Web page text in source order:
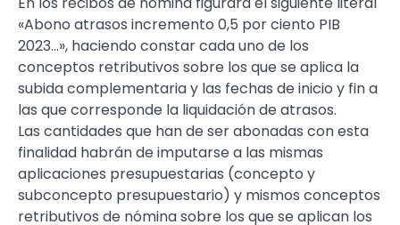
«Abono atrasos incremento 0,5 por ciento PIB
2023…», haciendo constar cada uno de los
conceptos retributivos sobre los que se aplica la
subida complementaria y las fechas de inicio y fin a
las que corresponde la liquidación de atrasos.
Las cantidades que han de ser abonadas con esta
finalidad habrán de imputarse a las mismas
aplicaciones presupuestarias (concepto y
subconcepto presupuestario) y mismos conceptos
retributivos de nómina sobre los que se aplican los